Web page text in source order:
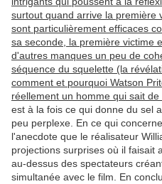
surtout quand arrive la première
sont particulièrement efficaces
sa seconde, la première victime
d'autres manques un peu de
séquence du squelette (la
comment et pourquoi Watson
réellement un homme qui sait de
est à la fois ce qui donne du sel
peu perplexe. En ce qui
l'anecdote que le réalisateur
projections surprises où il faisait
au-dessus des spectateurs
simultanée avec le film. En